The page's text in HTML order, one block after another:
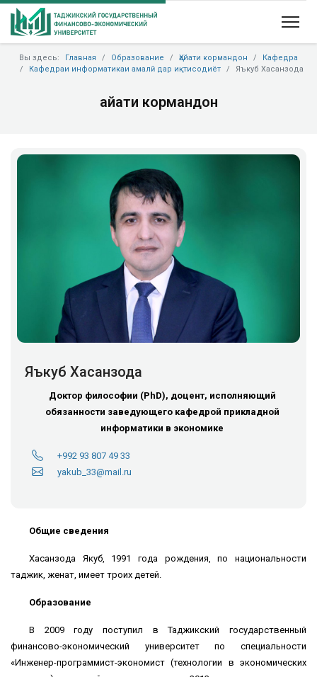
Вы здесь: Главная Образование Ҳайати кормандон
Кафедра
Кафедраи информатикаи амалӣ дар иқтисодиёт
Яъкуб Хасанзода
Ҳайати кормандон
Яъкуб Хасанзода
Доктор философии (PhD), доцент, исполняющий
обязанности заведующего кафедрой прикладной
информатики в экономике
+992 93 807 49 33
yakub_33@mail.ru
Общие сведения
Хасанзода Якуб, 1991 года рождения, по национальности
таджик, женат, имеет троих детей.
Образование
В 2009 году поступил в Таджикский государственный
финансово-экономический университет по специальности
«Инженер-программист-экономист (технологии в экономических